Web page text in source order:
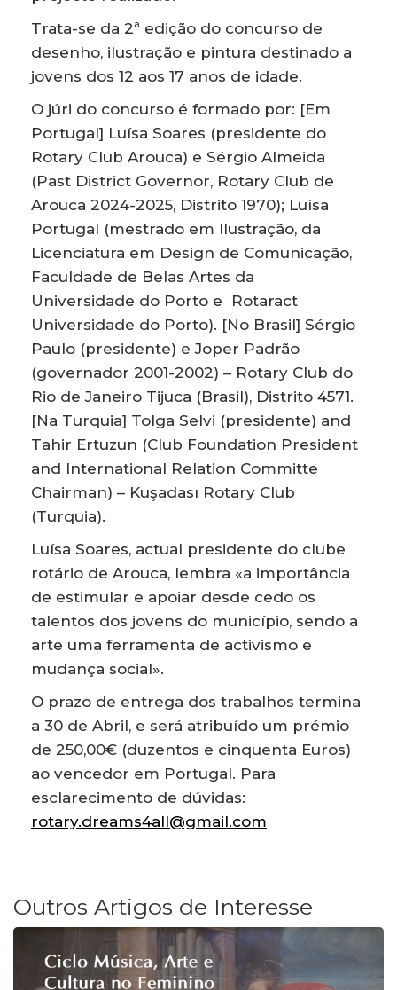
Trata-se da 2ª edição do concurso de
desenho, ilustração e pintura destinado a
jovens dos 12 aos 17 anos de idade.
O júri do concurso é formado por: [Em
Portugal] Luísa Soares (presidente do
Rotary Club Arouca) e Sérgio Almeida
(Past District Governor, Rotary Club de
Arouca 2024-2025, Distrito 1970); Luísa
Portugal (mestrado em Ilustração, da
Licenciatura em Design de Comunicação,
Faculdade de Belas Artes da
Universidade do Porto e Rotaract
Universidade do Porto). [No Brasil] Sérgio
Paulo (presidente) e Joper Padrão
(governador 2001-2002) – Rotary Club do
Rio de Janeiro Tijuca (Brasil), Distrito 4571.
[Na Turquia] Tolga Selvi (presidente) and
Tahir Ertuzun (Club Foundation President
and International Relation Committe
Chairman) – Kuşadası Rotary Club
(Turquia).
Luísa Soares, actual presidente do clube
rotário de Arouca, lembra «a importância
de estimular e apoiar desde cedo os
talentos dos jovens do município, sendo a
arte uma ferramenta de activismo e
mudança social».
O prazo de entrega dos trabalhos termina
a 30 de Abril, e será atribuído um prémio
de 250,00€ (duzentos e cinquenta Euros)
ao vencedor em Portugal. Para
esclarecimento de dúvidas:
rotary.dreams4all@gmail.com
Outros Artigos de Interesse